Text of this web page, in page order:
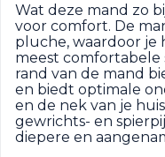
Wat deze mand zo
voor comfort. De
pluche, waardoor je
meest comfortabele
rand van de mand
en biedt optimale
en de nek van je
gewrichts- en
diepere en